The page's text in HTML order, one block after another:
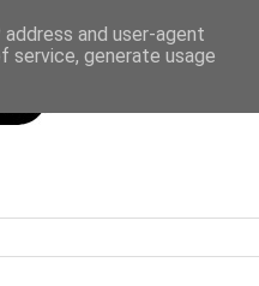
and user-agent
service, generate usage